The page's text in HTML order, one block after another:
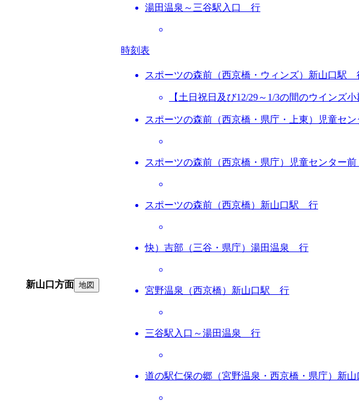
湯田温泉～三谷駅入口 行
時刻表
新山口方面 地図
スポーツの森前（西京橋・ウィンズ）新山口駅
【土日祝日及び12/29～1/3の間のウインズ
スポーツの森前（西京橋・県庁・上東）児童セ
スポーツの森前（西京橋・県庁）児童センター
スポーツの森前（西京橋）新山口駅 行
快）吉部（三谷・県庁）湯田温泉 行
宮野温泉（西京橋）新山口駅 行
三谷駅入口～湯田温泉 行
道の駅仁保の郷（宮野温泉・西京橋・県庁）新